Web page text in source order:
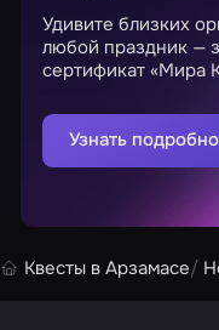
Удивите близких
любой праздник —
сертификат «Мира
Узнать
Квесты в Арзамасе